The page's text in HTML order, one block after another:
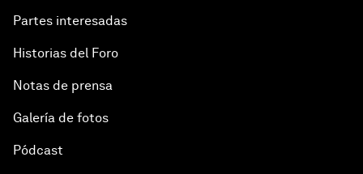
Partes interesadas
Historias del Foro
Notas de prensa
Galería de fotos
Pódcast